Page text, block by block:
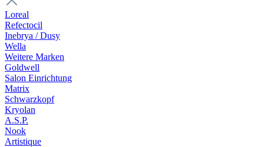
Loreal
Refectocil
Inebrya / Dusy
Wella
Weitere Marken
Goldwell
Salon Einrichtung
Matrix
Schwarzkopf
Kryolan
A.S.P.
Nook
Artistique